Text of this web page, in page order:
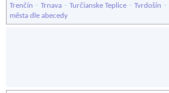
Trenčín - Trnava - Turčianske Teplice - Tvrdošín -
města dle abecedy